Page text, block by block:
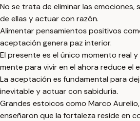
No se trata de eliminar las emociones,
de ellas y actuar con razón.
Alimentar pensamientos positivos
aceptación genera paz interior.
El presente es el único momento real
mente para vivir en el ahora reduce el
La aceptación es fundamental para
inevitable y actuar con sabiduría.
Grandes estoicos como Marco
enseñaron que la fortaleza reside en